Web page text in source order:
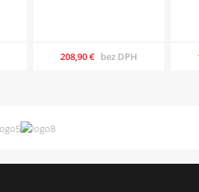
208,90 € bez DPH